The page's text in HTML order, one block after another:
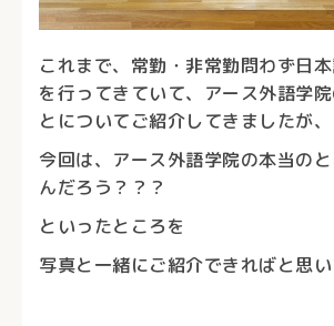
これまで、常勤・非常勤問わず日
を行ってきていて、アース外語学
とについてご紹介してきましたが、
今回は、アース外語学院の本当の
んだろう？？？
といったところを
写真と一緒にご紹介できればと思い